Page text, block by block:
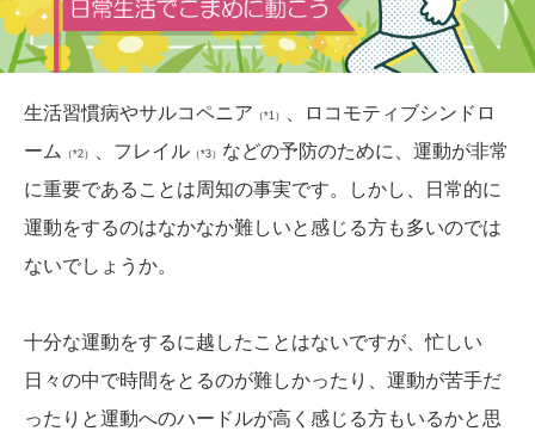
生活習慣病やサルコペニア （*1）
、ロコモティブシンドロ
ーム （*2） 、フレイル （*3） などの予防のために、運動が非常
に重要であることは周知の事実です。しかし、日常的に
運動をするのはなかなか難しいと感じる方も多いのでは
ないでしょうか。
十分な運動をするに越したことはないですが、忙しい
日々の中で時間をとるのが難しかったり、運動が苦手だ
ったりと運動へのハードルが高く感じる方もいるかと思